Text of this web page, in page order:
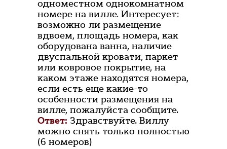
одноместном однокомнатном
номере на вилле. Интересует:
возможно ли размещение
вдвоем, площадь номера, как
оборудована ванна, наличие
двуспальной кровати, паркет
или ковровое покрытие, на
каком этаже находятся номера,
если есть еще какие-то
особенности размещения на
вилле, пожалуйста сообщите.
Ответ: Здравствуйте. Виллу
можно снять только полностью
(6 номеров)